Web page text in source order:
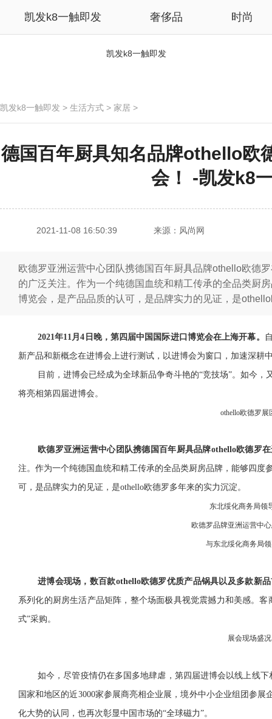
凯发k8一触即发 奢侈品 时尚
凯发k8一触即发
凯发k8一触即发 > 生活方式 > 家居 >
德国百年厨具知名品牌othello欧
会！ -凯发k8
2021-11-08 16:50:39 来源：风尚网
欧德罗亚洲运营中心团队携德国百年厨具品牌othello欧德
的广泛关注。作为一个纯德国血统和精工传承的全品类厨
博览会，是产品品质的认可，是品牌实力的见证，是
2021年11月4日晚，第四届中国国际进口博览会在上海开幕。
新产品和新概念在进博会上进行测试，以进博会为窗口，加速深耕
目前，进博会已经成为全球新品争奇斗艳的“竞技场”。如今
将亮相第四届进博会。
othello欧德罗展
欧德罗亚洲运营中心团队携德国百年厨具品牌othello欧德罗
注。作为一个纯德国血统和精工传承的全品类厨房品牌，能够四度
可，是品牌实力的见证，是othello欧德罗多年来的实力沉淀。
东北绥化商务局领
欧德罗品牌亚洲运营中
与东北绥化商务局
进博会现场，数百款othello欧德罗优质产品锅具以及多款新
系列化的厨房生活产品矩阵，整个场面极具视觉震撼力和美感。
式”采购。
展会现场盛况
如今，尽管疫情仍在多国多地肆虐，第四届进博会以线上线
国家和地区的近3000家参展商亮相企业展，境外中小企业组团参
化大势的认同，也再次彰显中国市场的“全球磁力”。